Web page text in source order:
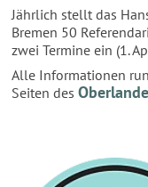
Jährlich stellt das
Bremen 50
zwei Termine ein (1.
Alle Informationen
Seiten des